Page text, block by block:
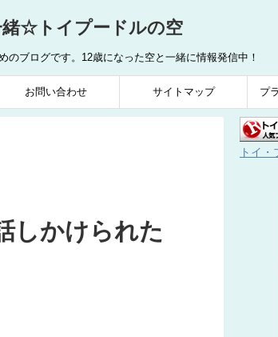
緒☆トイプードルの空
のブログです。12歳になった空と一緒に情報発信中！
お問い合わせ サイトマップ プ
しかけられた
トイ